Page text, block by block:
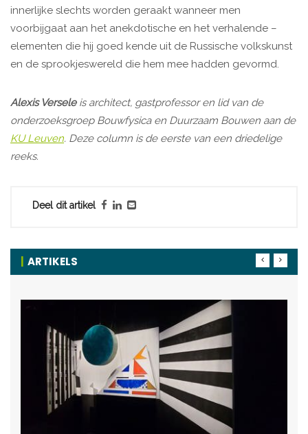
innerlijke slechts worden geraakt wanneer men
voorbijgaat aan het anekdotische en het verhalende –
elementen die hij goed kende uit de Russische volkskunst
en de sprookjeswereld die hem mee hadden gevormd.
Alexis Verseleis architect, gastprofessor en lid van de
onderzoeksgroep Bouwfysica en Duurzaam Bouwen aan de
KU Leuven. Deze column is de eerste van een driedelige
reeks.
Deel dit artikel
ARTIKELS